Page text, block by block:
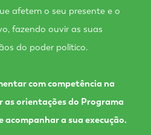
afetem o seu presente e o
fazendo ouvir as suas
do poder político.
com competência na
as orientações do Programa
acompanhar a sua execução.